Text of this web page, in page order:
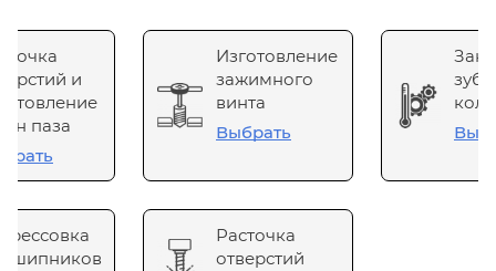
и
паза
Изготовление
зажимного
винта
Выбрать
Расточка
отверстий